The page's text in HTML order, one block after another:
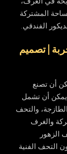
المشتركة
الفندقي.
| تصميم
أن تصنع
يمكن أن تشمل
والتحف
والغرف
الزهور
التحف الفنية